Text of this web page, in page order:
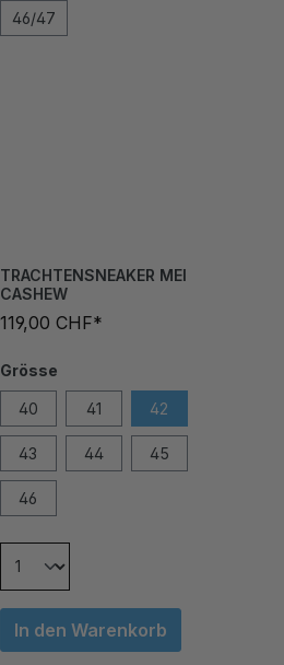
CASHEW
119,00 CHF*
43 44 45
46
In den Warenkorb